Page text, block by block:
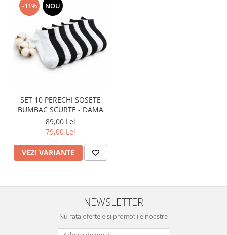
-11% NOU
SET 10 PERECHI SOSETE
BUMBAC SCURTE - DAMA
89,00 Lei
79,00 Lei
VEZI VARIANTE
NEWSLETTER
Nu rata ofertele si promotiile noastre